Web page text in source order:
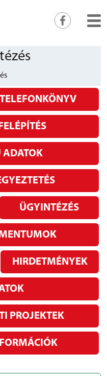
TELEFONKÖNYV
ADATOK
ÜGYINTÉZÉS
HIRDETMÉNYEK
PROJEKTEK